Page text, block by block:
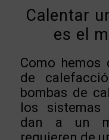
Calentar
es el
Como hemos
de
bombas de
los sistemas
dan a un